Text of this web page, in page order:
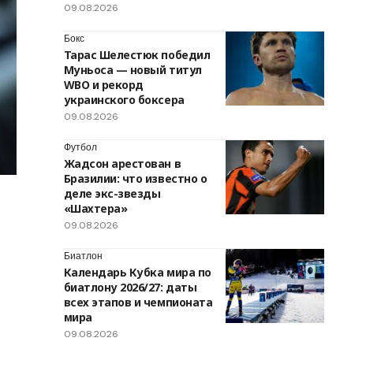
09.08.2026
Бокс
Тарас Шелестюк победил
Муньоса — новый титул
WBO и рекорд
украинского боксера
09.08.2026
Футбол
Жадсон арестован в
Бразилии: что известно о
деле экс-звезды
«Шахтера»
09.08.2026
Биатлон
Календарь Кубка мира по
биатлону 2026/27: даты
всех этапов и чемпионата
мира
09.08.2026